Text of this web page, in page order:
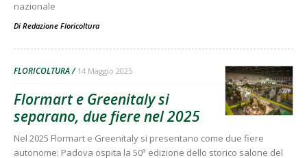
nazionale
Di Redazione Floricoltura
FLORICOLTURA 14 Maggio 2025
Flormart e Greenitaly si
separano, due fiere nel 2025
Nel 2025 Flormart e Greenitaly si presentano come due fiere
autonome: Padova ospita la 50ª edizione dello storico salone del